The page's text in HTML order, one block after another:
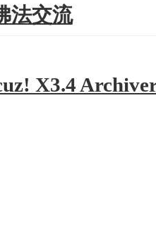
法交流
X3.4